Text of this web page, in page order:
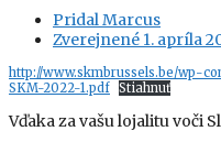
PridalMarcus
Zverejnené 1. apríla
http://www.skmbrussels.be/wp-
SKM-2022-1.pdf Stiahnuť
Vďaka za vašu lojalitu voči